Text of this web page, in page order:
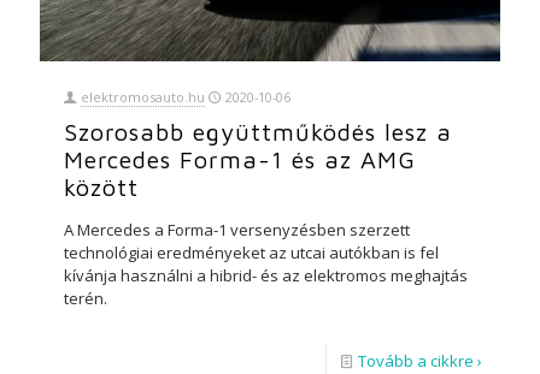
elektromosauto.hu 2020-10-06
Szorosabb együttműködés lesz a
Mercedes Forma-1 és az AMG
között
A Mercedes a Forma-1 versenyzésben szerzett
technológiai eredményeket az utcai autókban is fel
kívánja használni a hibrid- és az elektromos meghajtás
terén.
Tovább a cikkre ›